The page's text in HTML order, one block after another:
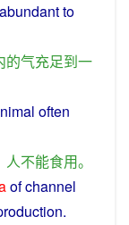
abundantto
的气充足到一
often
人不能食用。
ofchannel
.